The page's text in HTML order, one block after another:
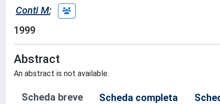
Conti M;
1999
Abstract
An abstract is not available.
Scheda breve Scheda completa